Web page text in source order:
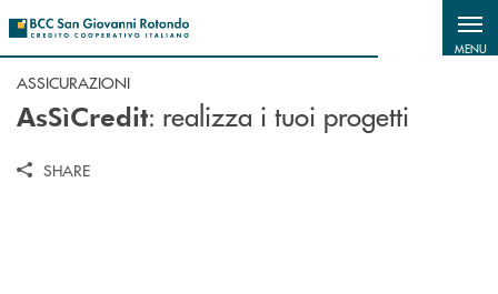
MENU
ASSICURAZIONI
AsSìCredit: realizza i tuoi progetti
SHARE